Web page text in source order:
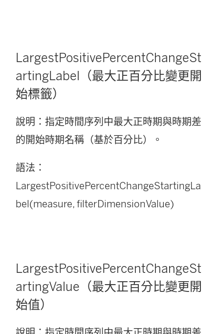
LargestPositivePercentChangeSt
artingLabel（最大正百分比變更開
始標籤）
說明：指定時間序列中最大正時期與時期差
的開始時期名稱（基於百分比）。
語法：
LargestPositivePercentChangeStartingLa
bel(measure, filterDimensionValue)
LargestPositivePercentChangeSt
artingValue（最大正百分比變更開
始值）